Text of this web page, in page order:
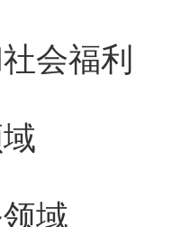
会福利
域